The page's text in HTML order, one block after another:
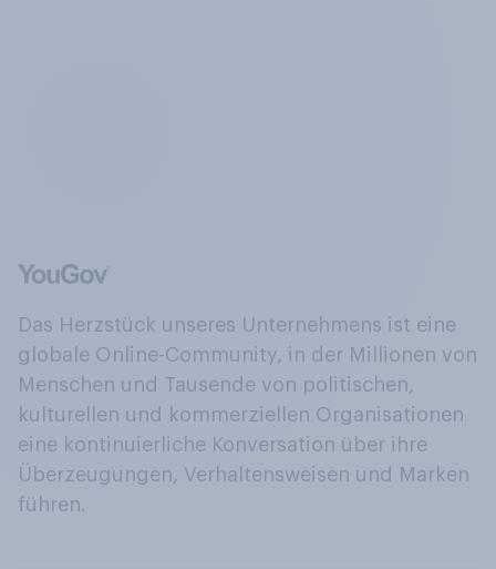
Das Herzstück unseres Unternehmens ist eine
globale Online-Community, in der Millionen von
Menschen und Tausende von politischen,
kulturellen und kommerziellen Organisationen
eine kontinuierliche Konversation über ihre
Überzeugungen, Verhaltensweisen und Marken
führen.